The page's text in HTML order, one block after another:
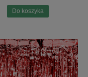
Do koszyka